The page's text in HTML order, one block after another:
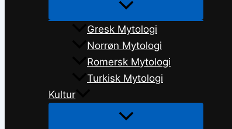
Gresk Mytologi
Norrøn Mytologi
Romersk Mytologi
Turkisk Mytologi
Kultur